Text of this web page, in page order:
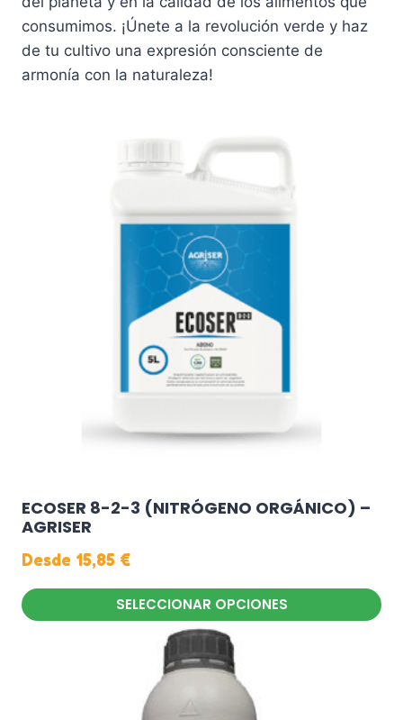
consumimos. ¡Únete a la revolución verde y haz
de tu cultivo una expresión consciente de
armonía con la naturaleza!
ECOSER 8-2-3 (NITRÓGENO ORGÁNICO) –
AGRISER
Desde 15,85 €
SELECCIONAR OPCIONES